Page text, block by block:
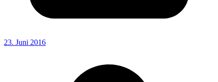
23. Juni 2016